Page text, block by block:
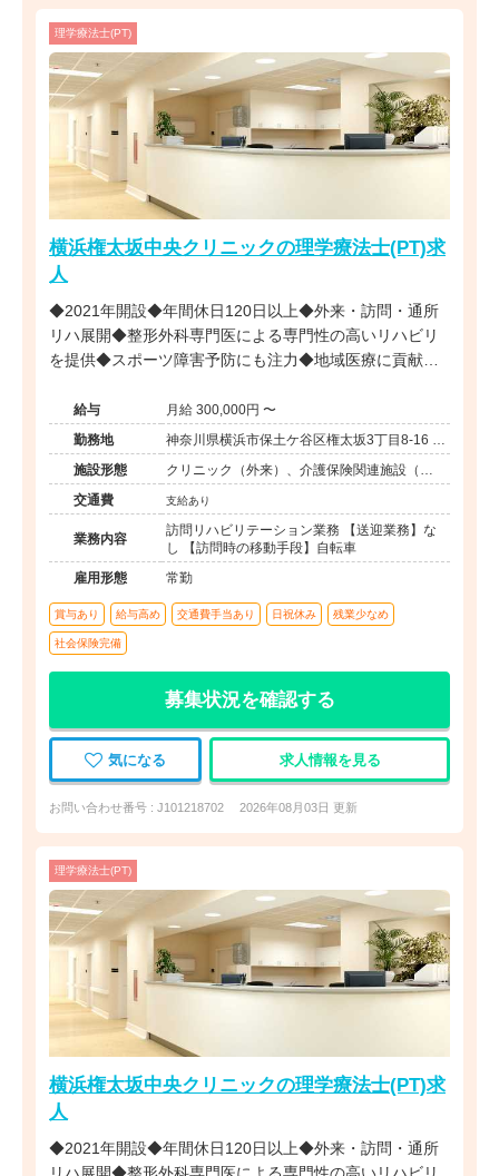
理学療法士(PT)
横浜権太坂中央クリニックの理学療法士(PT)求
人
◆2021年開設◆年間休日120日以上◆外来・訪問・通所
リハ展開◆整形外科専門医による専門性の高いリハビリ
を提供◆スポーツ障害予防にも注力◆地域医療に貢献す
給与
月給 300,000円 〜
勤務地
神奈川県横浜市保土ケ谷区権太坂3丁目8-16 ロ
ピア権太坂店2階
施設形態
クリニック（外来）、介護保険関連施設（デ
イケア/訪問看護・リハ）
交通費 支給あり
業務内容
訪問リハビリテーション業務 【送迎業務】な
し 【訪問時の移動手段】自転車
雇用形態
常勤
賞与あり 給与高め 交通費手当あり 日祝休み 残業少なめ
社会保険完備
募集状況を確認する
気になる 求人情報を見る
お問い合わせ番号 : J101218702 2026年08月03日 更新
理学療法士(PT)
横浜権太坂中央クリニックの理学療法士(PT)求
人
◆2021年開設◆年間休日120日以上◆外来・訪問・通所